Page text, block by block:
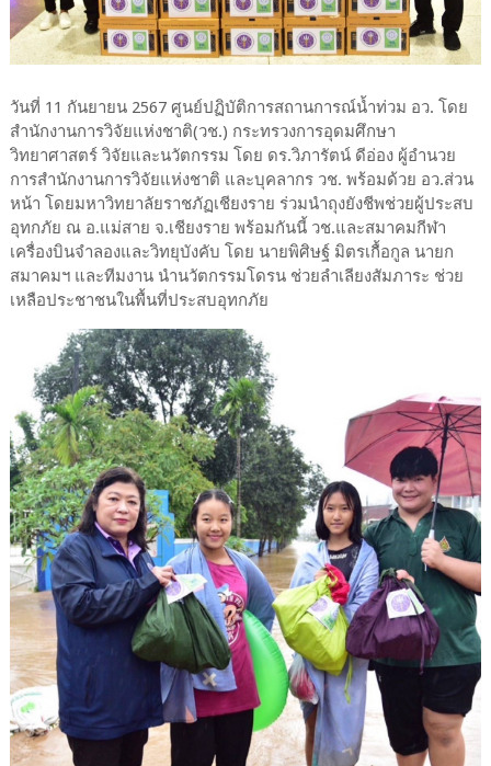
วันที่ 11 กันยายน 2567 ศูนย์ปฏิบัติการสถานการณ์น้ำท่วม อว. โดย
สำนักงานการวิจัยแห่งชาติ(วช.) กระทรวงการอุดมศึกษา
วิทยาศาสตร์ วิจัยและนวัตกรรม โดย ดร.วิภารัตน์ ดีอ่อง ผู้อำนวย
การสำนักงานการวิจัยแห่งชาติ และบุคลากร วช. พร้อมด้วย อว.ส่วน
หน้า โดยมหาวิทยาลัยราชภัฏเชียงราย ร่วมนำถุงยังชีพช่วยผู้ประสบ
อุทกภัย ณ อ.แม่สาย จ.เชียงราย พร้อมกันนี้ วช.และสมาคมกีฬา
เครื่องบินจำลองและวิทยุบังคับ โดย นายพิศิษฐ์ มิตรเกื้อกูล นายก
สมาคมฯ และทีมงาน นำนวัตกรรมโดรน ช่วยลำเลียงสัมภาระ ช่วย
เหลือประชาชนในพื้นที่ประสบอุทกภัย